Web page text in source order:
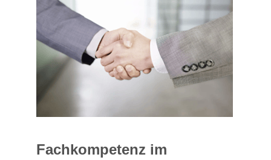
Fachkompetenz im